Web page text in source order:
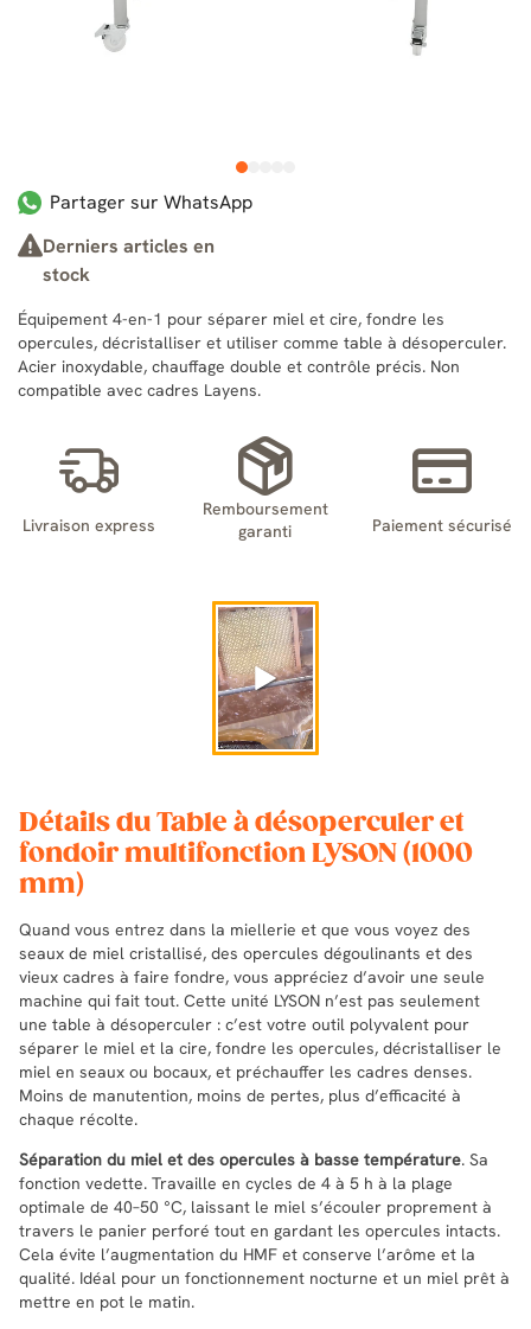
1
Partager sur WhatsApp
Derniers articles en
stock
Équipement 4-en-1 pour séparer miel et cire, fondre les
opercules, décristalliser et utiliser comme table à désoperculer.
Acier inoxydable, chauffage double et contrôle précis. Non
compatible avec cadres Layens.
Livraison express
Remboursement
garanti
Paiement sécurisé
Détails du Table à désoperculer et
fondoir multifonction LYSON (1000
mm)
Quand vous entrez dans la miellerie et que vous voyez des
seaux de miel cristallisé, des opercules dégoulinants et des
vieux cadres à faire fondre, vous appréciez d’avoir une seule
machine qui fait tout. Cette unité LYSON n’est pas seulement
une table à désoperculer : c’est votre outil polyvalent pour
séparer le miel et la cire, fondre les opercules, décristalliser le
miel en seaux ou bocaux, et préchauffer les cadres denses.
Moins de manutention, moins de pertes, plus d’efficacité à
chaque récolte.
Séparation du miel et des opercules à basse température. Sa
fonction vedette. Travaille en cycles de 4 à 5 h à la plage
optimale de 40–50 °C, laissant le miel s’écouler proprement à
travers le panier perforé tout en gardant les opercules intacts.
Cela évite l’augmentation du HMF et conserve l’arôme et la
qualité. Idéal pour un fonctionnement nocturne et un miel prêt à
mettre en pot le matin.